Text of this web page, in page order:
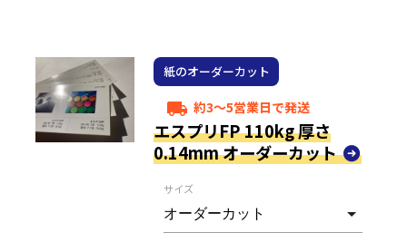
紙のオーダーカット
local_shipping 約3～5営業日で発送
エスプリFP 110kg 厚さ
0.14mm オーダーカット
サイズ